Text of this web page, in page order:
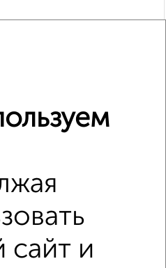
рядом
от Островского 4
сайт и